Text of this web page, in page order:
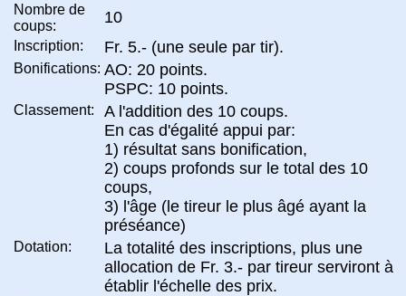
Nombre de
coups:
10
Inscription: Fr. 5.- (une seule par tir).
Bonifications: AO: 20 points.
PSPC: 10 points.
Classement:
A l'addition des 10 coups.
En cas d'égalité appui par:
1) résultat sans bonification,
2) coups profonds sur le total des 10
coups,
3) l'âge (le tireur le plus âgé ayant la
préséance)
Dotation:
La totalité des inscriptions, plus une
allocation de Fr. 3.- par tireur serviront à
établir l'échelle des prix.